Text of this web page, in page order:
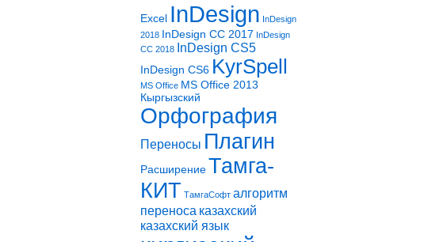
Excel InDesign InDesign
2018 InDesign CC 2017 InDesign
CC 2018 InDesign CS5
InDesign CS6 KyrSpell
MS Office MS Office 2013
Кыргызский
Орфография
Переносы Плагин
РасширениеТамга-
КИТ ТамгаСофт алгоритм
переноса казахский
казахский язык